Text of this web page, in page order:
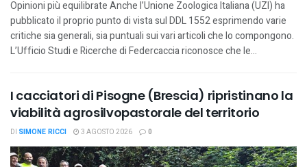
Opinioni più equilibrate Anche l’Unione Zoologica Italiana (UZI) ha
pubblicato il proprio punto di vista sul DDL 1552 esprimendo varie
critiche sia generali, sia puntuali sui vari articoli che lo compongono.
L’Ufficio Studi e Ricerche di Federcaccia riconosce che le...
I cacciatori di Pisogne (Brescia) ripristinano la
viabilità agrosilvopastorale del territorio
DI SIMONE RICCI 3 AGOSTO 2026 0